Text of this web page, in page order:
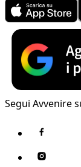
Segui Avvenire